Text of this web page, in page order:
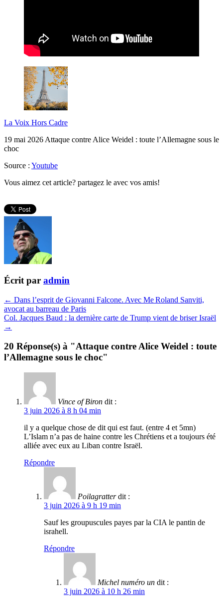
La Voix Hors Cadre
19 mai 2026 Attaque contre Alice Weidel : toute l’Allemagne sous le
choc
Source : Youtube
Vous aimez cet article? partagez le avec vos amis!
Écrit par admin
← Dans l’esprit de Giovanni Falcone. Avec Me Roland Sanviti,
avocat au barreau de Paris
Col. Jacques Baud : la dernière carte de Trump vient de briser Israël
→
20 Réponse(s) à "Attaque contre Alice Weidel : toute
l’Allemagne sous le choc"
Vince of Biron dit :
3 juin 2026 à 8 h 04 min
il y a quelque chose de dit qui est faut. (entre 4 et 5mn)
L’Islam n’a pas de haine contre les Chrétiens et a toujours été
alliée avec eux au Liban contre Israël.
Répondre
Poilagratter dit :
3 juin 2026 à 9 h 19 min
Sauf les groupuscules payes par la CIA le pantin de
israhell.
Répondre
Michel numéro un dit :
3 juin 2026 à 10 h 26 min